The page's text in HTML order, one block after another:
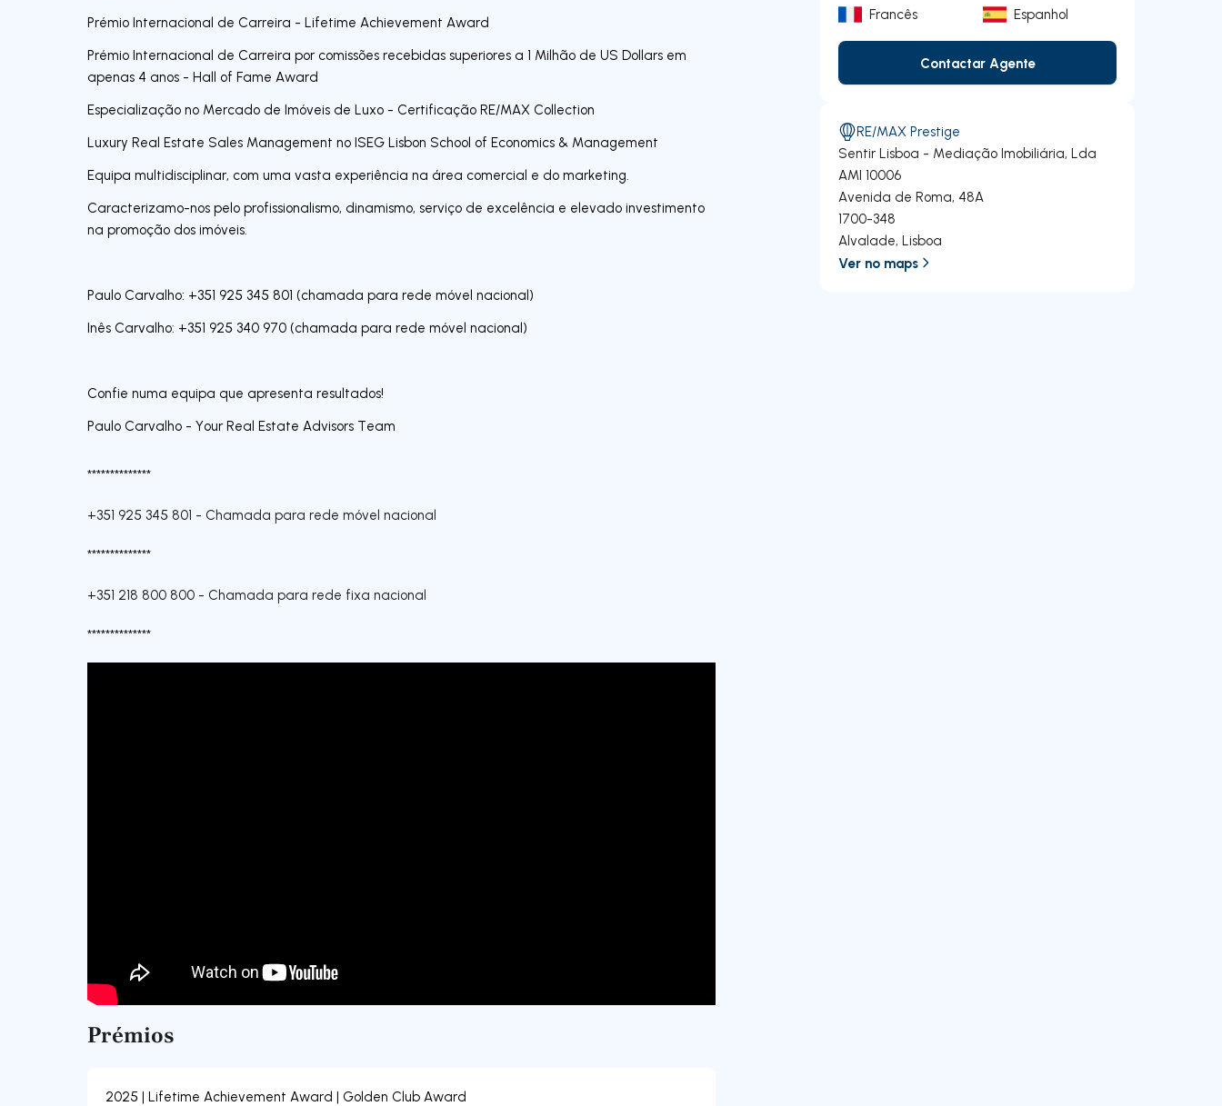
Prémio Internacional de Carreira - Lifetime Achievement Award
Prémio Internacional de Carreira por comissões recebidas superiores a 1 Milhão de US Dollars em
apenas 4 anos - Hall of Fame Award
Especialização no Mercado de Imóveis de Luxo - Certificação RE/MAX Collection
Luxury Real Estate Sales Management no ISEG Lisbon School of Economics & Management
Equipa multidisciplinar, com uma vasta experiência na área comercial e do marketing.
Caracterizamo-nos pelo profissionalismo, dinamismo, serviço de excelência e elevado investimento
na promoção dos imóveis.
Paulo Carvalho: +351 925 345 801 (chamada para rede móvel nacional)
Inês Carvalho: +351 925 340 970 (chamada para rede móvel nacional)
Confie numa equipa que apresenta resultados!
Paulo Carvalho - Your Real Estate Advisors Team
**************
+351 925 345 801 - Chamada para rede móvel nacional
**************
+351 218 800 800 - Chamada para rede fixa nacional
**************
Prémios
2025 | Lifetime Achievement Award | Golden Club Award
Francês
Espanhol
Contactar Agente
Contactar Agente
RE/MAX Prestige
Sentir Lisboa - Mediação Imobiliária, Lda
AMI 10006
Avenida de Roma, 48A
1700-348
Alvalade,Lisboa
Ver no maps